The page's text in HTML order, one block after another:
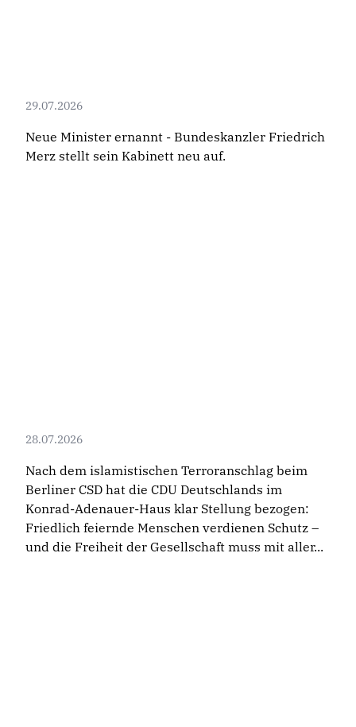
29.07.2026
Neue Minister ernannt - Bundeskanzler Friedrich
Merz stellt sein Kabinett neu auf.
28.07.2026
Nach dem islamistischen Terroranschlag beim
Berliner CSD hat die CDU Deutschlands im
Konrad-Adenauer-Haus klar Stellung bezogen:
Friedlich feiernde Menschen verdienen Schutz –
und die Freiheit der Gesellschaft muss mit aller...